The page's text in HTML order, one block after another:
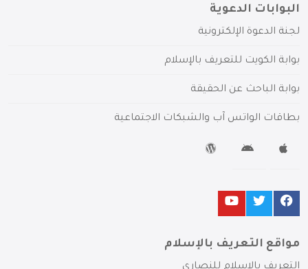
البوابات الدعوية
لجنة الدعوة الإلكترونية
بوابة الكويت للتعريف بالإسلام
بوابة الباحث عن الحقيقة
بطاقات الواتس آب والشبكات الاجتماعية
مواقع التعريف بالإسلام
التعريف بالإسلام للنصارى